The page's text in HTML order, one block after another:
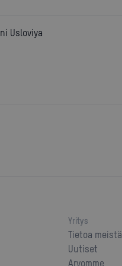
Usloviya
Yritys
Tietoa meistä
Uutiset
Arvomme